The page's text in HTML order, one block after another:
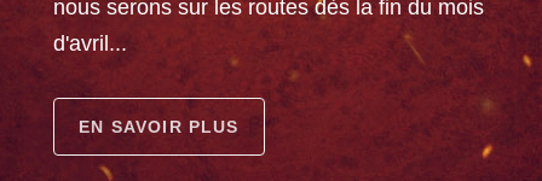
nous serons sur les routes dès la fin du mois
d'avril...
EN SAVOIR PLUS